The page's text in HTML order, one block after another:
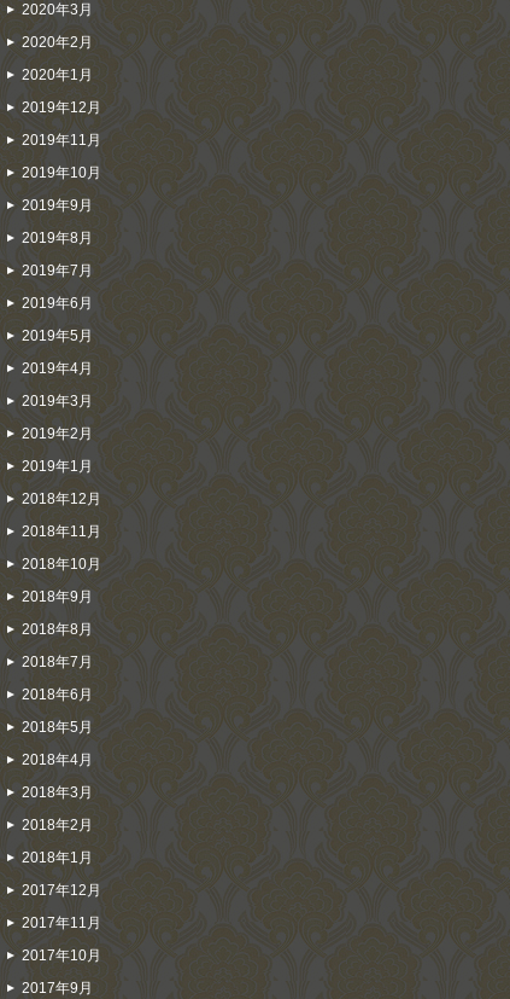
2020年3月
2020年2月
2020年1月
2019年12月
2019年11月
2019年10月
2019年9月
2019年8月
2019年7月
2019年6月
2019年5月
2019年4月
2019年3月
2019年2月
2019年1月
2018年12月
2018年11月
2018年10月
2018年9月
2018年8月
2018年7月
2018年6月
2018年5月
2018年4月
2018年3月
2018年2月
2018年1月
2017年12月
2017年11月
2017年10月
2017年9月